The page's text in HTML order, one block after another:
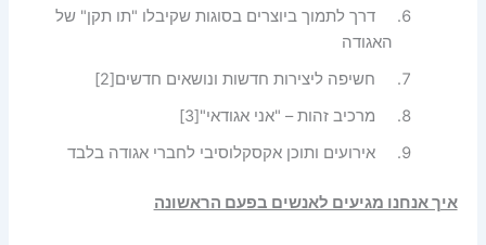
דרך לתמוך ביוצרים בסוגות שקיבלו "תו תקן" של
האגודה
חשיפה ליצירות חדשות ונושאים חדשים[2]
מרכיב זהות – "אני אגודאי"[3]
אירועים ותוכן אקסקלוסיבי לחברי אגודה בלבד
איך אנחנו מגיעים לאנשים בפעם הראשונה